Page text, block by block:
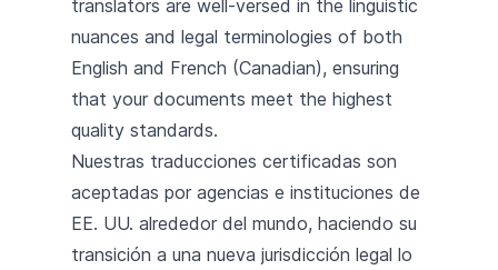
translators are well-versed in the linguistic
nuances and legal terminologies of both
English and French (Canadian), ensuring
that your documents meet the highest
quality standards.
Nuestras traducciones certificadas son
aceptadas por agencias e instituciones de
EE. UU. alrededor del mundo, haciendo su
transición a una nueva jurisdicción legal lo